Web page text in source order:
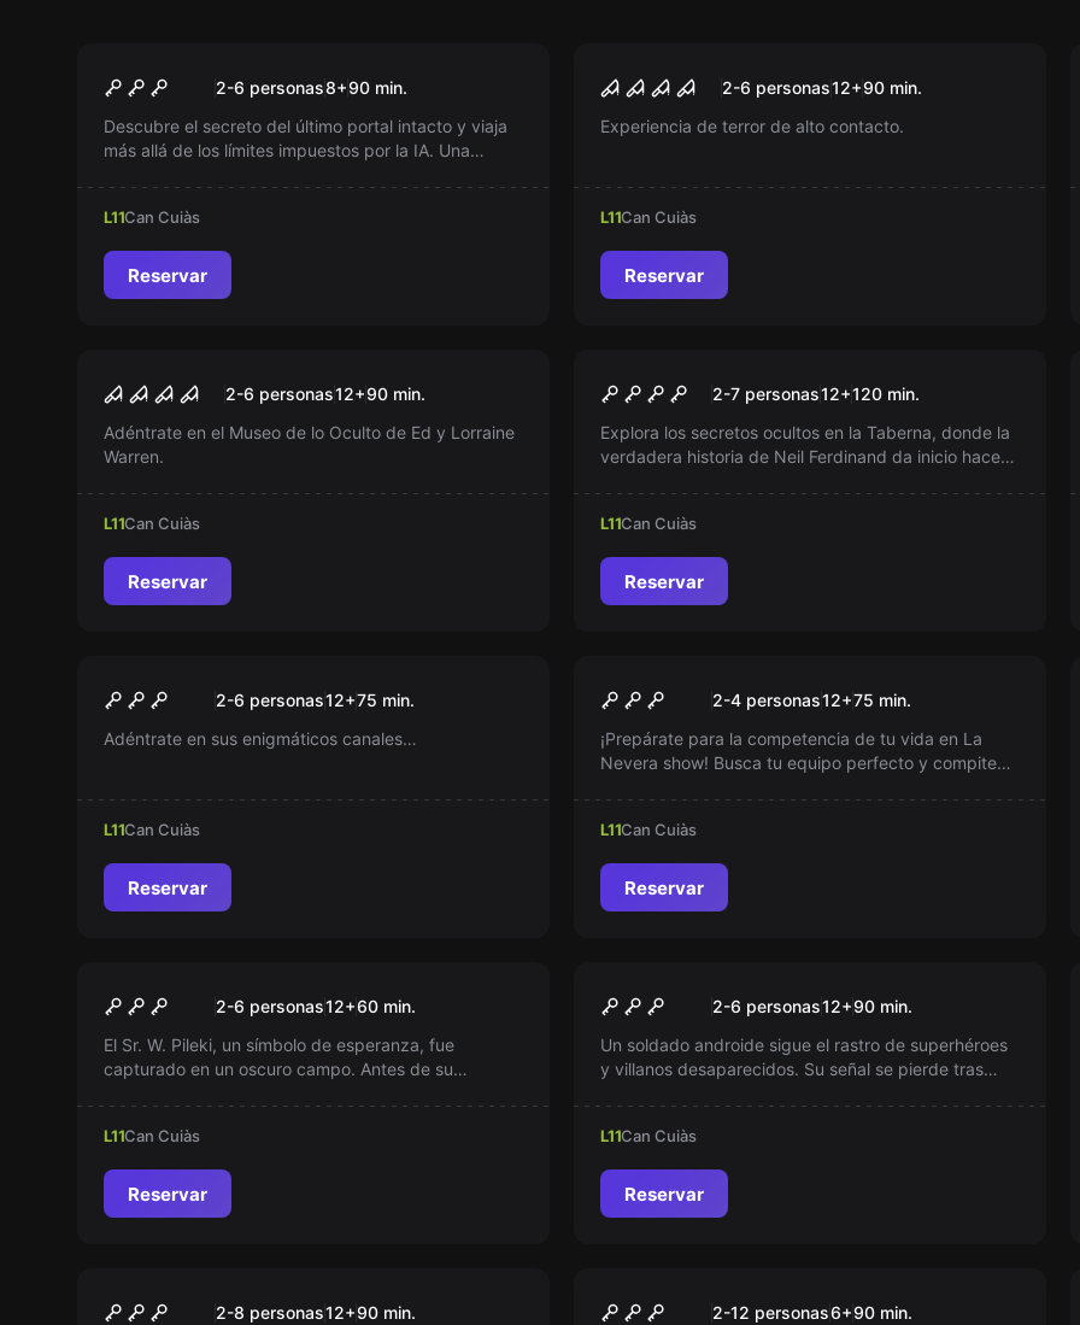
Nuevo
Evermore2-6 personas8+90 min.
Descubre el secreto del último portal intacto y viaja
más allá de los límites impuestos por la IA. Una
libertad perdida bajo el dominio de Advent.
L11Can Cuiàs
Reservar
Nuevo
MODO NO ESCAPE
2-6 personas12+90 min.
Experiencia de terror de alto contacto.
L11Can Cuiàs
Reservar
Nuevo
Annabelle: El Museo de lo
Oculto
2-6 personas12+90 min.
Adéntrate en el Museo de lo Oculto de Ed y Lorraine
Warren.
L11Can Cuiàs
Reservar
Nuevo
La Taberna2-7 personas12+120 min.
Explora los secretos ocultos en la Taberna, donde la
verdadera historia de Neil Ferdinand da inicio hace
del pasado se revela. ¡Tu aventura comienza aquí!
L11Can Cuiàs
Reservar
Nuevo
Venecia Escape Room
2-6 personas12+75 min.
Adéntrate en sus enigmáticos canales…
L11Can Cuiàs
Reservar
Nuevo
Estudio de televisión: La
Nevera Show
2-4 personas12+75 min.
¡Prepárate para la competencia de tu vida en La
Nevera show! Busca tu equipo perfecto y compite
necesita y conquista a la audiencia! ¿Estás listo para
brillar?
L11Can Cuiàs
Reservar
Nuevo
Última Esperanza
2-6 personas12+60 min.
El Sr. W. Pileki, un símbolo de esperanza, fue
capturado en un oscuro campo. Antes de su
actuar ha llegado. ¿Serás tú el valiente que
descubrirá la verdad y salvará vidas?
L11Can Cuiàs
Reservar
Nuevo
Operación rescate
2-6 personas12+90 min.
Un soldado androide sigue el rastro de superhéroes
y villanos desaparecidos. Su señal se pierde tras
desentrañar el misterio antes de que sea demasiado
tarde.
L11Can Cuiàs
Reservar
Nuevo
SALA ORGANUM
2-8 personas12+90 min.
Nuevo
Sala Marinera – Al Rescate
2-12 personas6+90 min.